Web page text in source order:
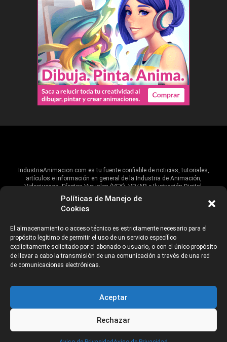
Políticas de Manejo de
Cookies
El almacenamiento o acceso técnico es estrictamente necesario para el
propósito legítimo de permitir el uso de un servicio específico
explícitamente solicitado por el abonado o usuario, o con el único propósito
de llevar a cabo la transmisión de una comunicación a través de una red
de comunicaciones electrónicas.
Aceptar
Rechazar
IndustriaAnimacion.com es tu fuente confiable de noticias, tutoriales,
artículos e información en general de la Industria de Animación,
Videojuegos, Efectos Visuales (VFX), VR/AR e Ilustración Digital.
Hablamos de estas industrias y su alcance global, pero damos un énfasis
especial al talento, estudios, escuelas, eventos y organizaciones que
ANUNCIANTES AVISO DE PRIVACIDAD
©2026 Industria Networks